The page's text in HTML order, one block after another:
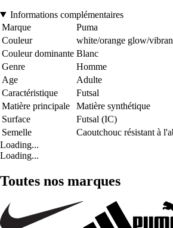
Informations complémentaires
Marque
Puma
Couleur
white/orange glow/
Couleur dominante Blanc
Genre
Homme
Age
Adulte
Caractéristique
Futsal
Matière principale
Matière synthétique
Surface
Futsal (IC)
Semelle
Caoutchouc résistant à
Loading...
Loading...
Toutes nos marques